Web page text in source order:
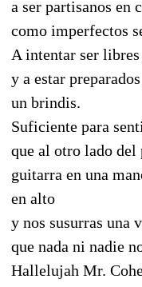
a ser partisanos en
como imperfectos
A intentar ser
y a estar
un brindis.
Suficiente para
que al otro lado del
guitarra en una
en alto
y nos susurras una
que nada ni nadie
Hallelujah Mr.